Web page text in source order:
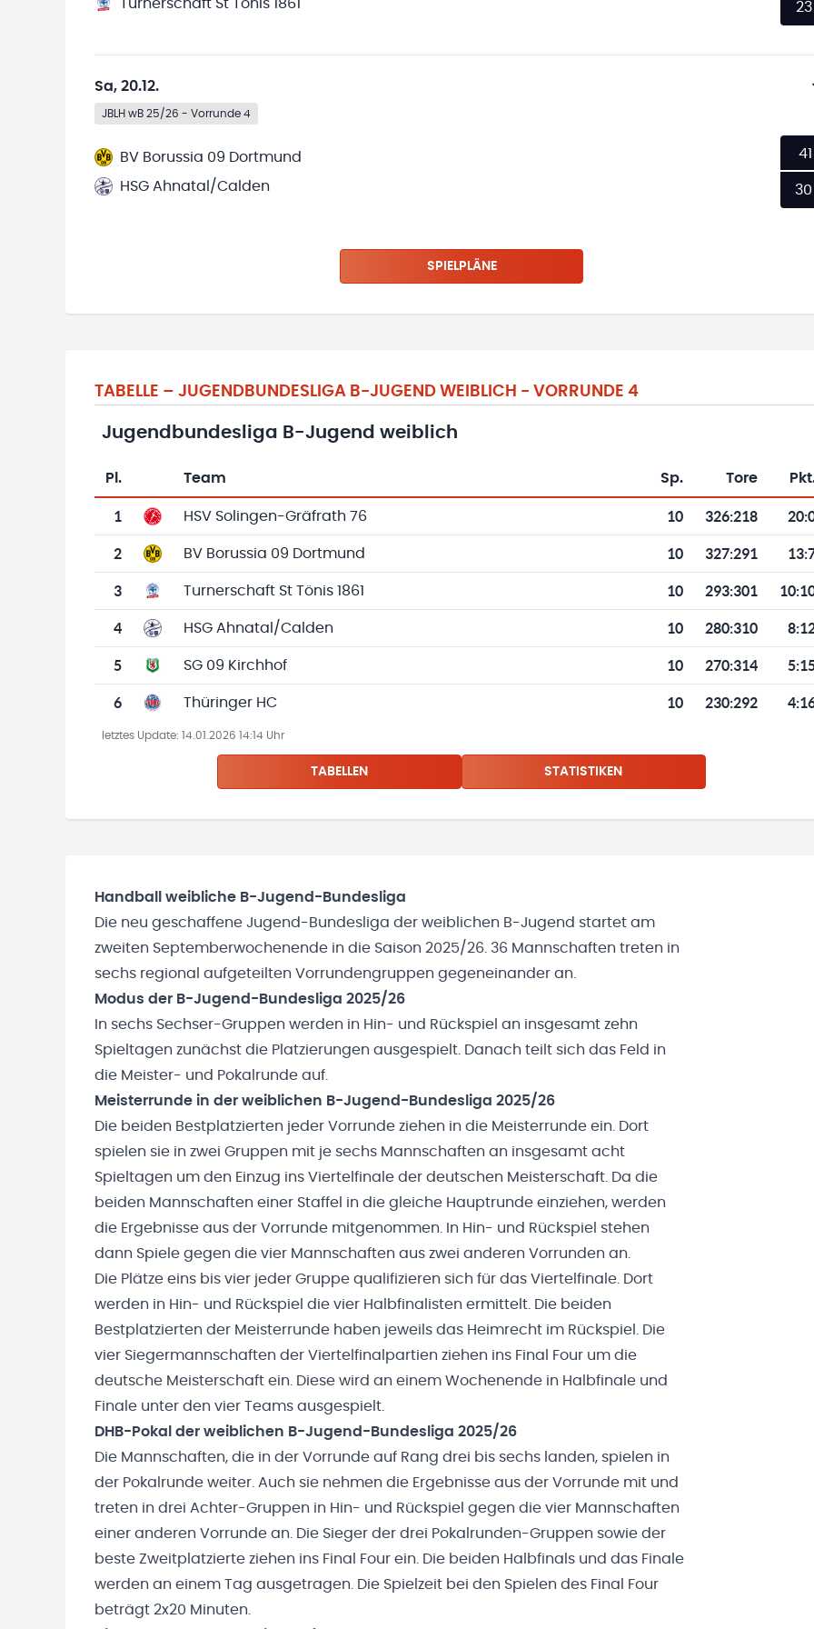
Turnerschaft St Tönis 1861
23
Sa, 20.12.
JBLH wB 25/26 - Vorrunde 4
BV Borussia 09 Dortmund
HSG Ahnatal/Calden
41
30
SPIELPLÄNE
TABELLE – JUGENDBUNDESLIGA B-JUGEND WEIBLICH - VORRUNDE 4
Jugendbundesliga B-Jugend weiblich
Tabelle mit Vereinsplatzierungen, Spielen, Toren und Punkten
Pl. Team Sp. Tore
1 HSV Solingen-Gräfrath 76 10 326:218
2 BV Borussia 09 Dortmund 10 327:291
3 Turnerschaft St Tönis 1861 10 293:301
4 HSG Ahnatal/Calden 10 280:310
5 SG 09 Kirchhof 10 270:314
6 Thüringer HC 10 230:292
letztes Update: 14.01.2026 14:14 Uhr
TABELLEN STATISTIKEN
Handball weibliche B-Jugend-Bundesliga
Die neu geschaffene Jugend-Bundesliga der weiblichen B-Jugend startet am
zweiten Septemberwochenende in die Saison 2025/26. 36 Mannschaften treten in
sechs regional aufgeteilten Vorrundengruppen gegeneinander an.
Modus der B-Jugend-Bundesliga 2025/26
In sechs Sechser-Gruppen werden in Hin- und Rückspiel an insgesamt zehn
Spieltagen zunächst die Platzierungen ausgespielt. Danach teilt sich das Feld in
die Meister- und Pokalrunde auf.
Meisterrunde in der weiblichen B-Jugend-Bundesliga 2025/26
Die beiden Bestplatzierten jeder Vorrunde ziehen in die Meisterrunde ein. Dort
spielen sie in zwei Gruppen mit je sechs Mannschaften an insgesamt acht
Spieltagen um den Einzug ins Viertelfinale der deutschen Meisterschaft. Da die
beiden Mannschaften einer Staffel in die gleiche Hauptrunde einziehen, werden
die Ergebnisse aus der Vorrunde mitgenommen. In Hin- und Rückspiel stehen
dann Spiele gegen die vier Mannschaften aus zwei anderen Vorrunden an.
Die Plätze eins bis vier jeder Gruppe qualifizieren sich für das Viertelfinale. Dort
werden in Hin- und Rückspiel die vier Halbfinalisten ermittelt. Die beiden
Bestplatzierten der Meisterrunde haben jeweils das Heimrecht im Rückspiel. Die
vier Siegermannschaften der Viertelfinalpartien ziehen ins Final Four um die
deutsche Meisterschaft ein. Diese wird an einem Wochenende in Halbfinale und
Finale unter den vier Teams ausgespielt.
DHB-Pokal der weiblichen B-Jugend-Bundesliga 2025/26
Die Mannschaften, die in der Vorrunde auf Rang drei bis sechs landen, spielen in
der Pokalrunde weiter. Auch sie nehmen die Ergebnisse aus der Vorrunde mit und
treten in drei Achter-Gruppen in Hin- und Rückspiel gegen die vier Mannschaften
einer anderen Vorrunde an. Die Sieger der drei Pokalrunden-Gruppen sowie der
beste Zweitplatzierte ziehen ins Final Four ein. Die beiden Halbfinals und das Finale
werden an einem Tag ausgetragen. Die Spielzeit bei den Spielen des Final Four
beträgt 2x20 Minuten.